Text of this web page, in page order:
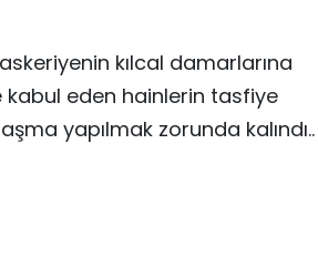
kılcal damarlarına
kabul eden hainlerin tasfiye
yapılmak zorunda kalındı..